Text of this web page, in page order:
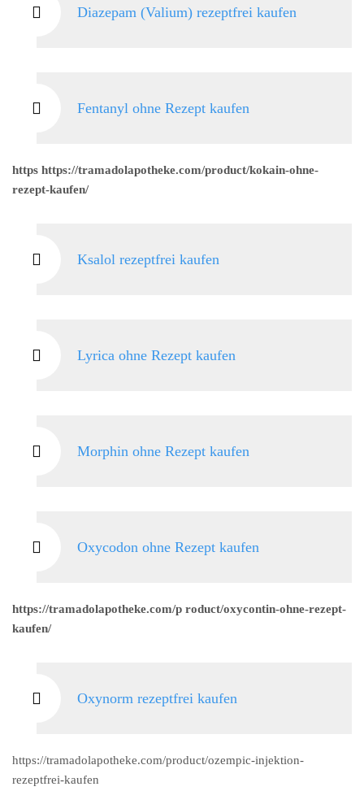
Diazepam (Valium) rezeptfrei kaufen
Fentanyl ohne Rezept kaufen
https https://tramadolapotheke.com/product/kokain-ohne-
rezept-kaufen/
Ksalol rezeptfrei kaufen
Lyrica ohne Rezept kaufen
Morphin ohne Rezept kaufen
Oxycodon ohne Rezept kaufen
https://tramadolapotheke.com/p roduct/oxycontin-ohne-rezept-
kaufen/
Oxynorm rezeptfrei kaufen
https://tramadolapotheke.com/product/ozempic-injektion-
rezeptfrei-kaufen